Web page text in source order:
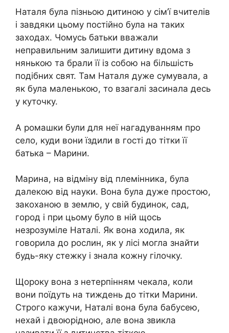
Наталя була пізньою дитиною у сім’ї вчителів
і завдяки цьому постійно була на таких
заходах. Чомусь батьки вважали
неправильним залишити дитину вдома з
нянькою та брали її із собою на більшість
подібних свят. Там Наталя дуже сумувала, а
як була маленькою, то взагалі засинала десь
у куточку.
А ромашки були для неї нагадуванням про
село, куди вони їздили в гості до тітки її
батька – Марини.
Марина, на відміну від племінника, була
далекою від науки. Вона була дуже простою,
закоханою в землю, у свій будинок, сад,
город і при цьому було в ній щось
незрозуміле Наталі. Як вона ходила, як
говорила до рослин, як у лісі могла знайти
будь-яку стежку і знала кожну гілочку.
Щороку вона з нетерпінням чекала, коли
вони поїдуть на тиждень до тітки Марини.
Строго кажучи, Наталі вона була бабусею,
нехай і двоюрідною, але вона звикла